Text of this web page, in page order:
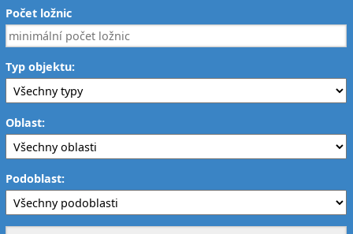
Počet ložnic
Typ objektu:
Oblast:
Podoblast: